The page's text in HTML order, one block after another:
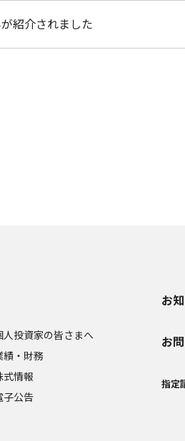
紹介されました
人投資家の皆さまへ
績・財務
式情報
子公告
お
お
指定